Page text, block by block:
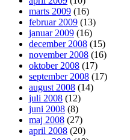
marts 2009 (16)
februar 2009 (13)
januar 2009 (16)
december 2008 (15)
november 2008 (16)
oktober 2008 (17)
september 2008 (17)
august 2008 (14)
juli 2008 (12)
juni 2008 (8)
maj 2008 (27)
april 2008 (20)